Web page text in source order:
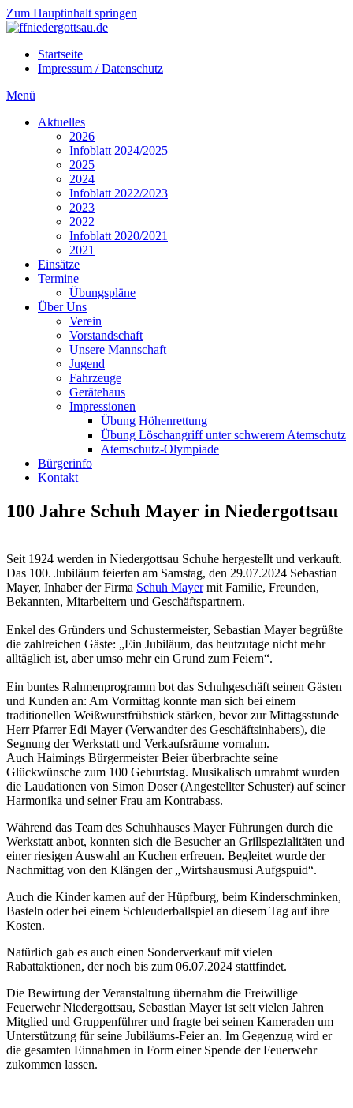
Zum Hauptinhalt springen
Startseite
Impressum / Datenschutz
Menü
Aktuelles
2026
Infoblatt 2024/2025
2025
2024
Infoblatt 2022/2023
2023
2022
Infoblatt 2020/2021
2021
Einsätze
Termine
Übungspläne
Über Uns
Verein
Vorstandschaft
Unsere Mannschaft
Jugend
Fahrzeuge
Gerätehaus
Impressionen
Übung Höhenrettung
Übung Löschangriff unter schwerem Atemschutz
Atemschutz-Olympiade
Bürgerinfo
Kontakt
100 Jahre Schuh Mayer in Niedergottsau
Seit 1924 werden in Niedergottsau Schuhe hergestellt und verkauft.
Das 100. Jubiläum feierten am Samstag, den 29.07.2024 Sebastian
Mayer, Inhaber der Firma Schuh Mayermit Familie, Freunden,
Bekannten, Mitarbeitern und Geschäftspartnern.
Enkel des Gründers und Schustermeister, Sebastian Mayer begrüßte
die zahlreichen Gäste: „Ein Jubiläum, das heutzutage nicht mehr
alltäglich ist, aber umso mehr ein Grund zum Feiern“.
Ein buntes Rahmenprogramm bot das Schuhgeschäft seinen Gästen
und Kunden an: Am Vormittag konnte man sich bei einem
traditionellen Weißwurstfrühstück stärken, bevor zur Mittagsstunde
Herr Pfarrer Edi Mayer (Verwandter des Geschäftsinhabers), die
Segnung der Werkstatt und Verkaufsräume vornahm.
Auch Haimings Bürgermeister Beier überbrachte seine
Glückwünsche zum 100 Geburtstag. Musikalisch umrahmt wurden
die Laudationen von Simon Doser (Angestellter Schuster) auf seiner
Harmonika und seiner Frau am Kontrabass.
Während das Team des Schuhhauses Mayer Führungen durch die
Werkstatt anbot, konnten sich die Besucher an Grillspezialitäten und
einer riesigen Auswahl an Kuchen erfreuen. Begleitet wurde der
Nachmittag von den Klängen der „Wirtshausmusi Aufgspuid“.
Auch die Kinder kamen auf der Hüpfburg, beim Kinderschminken,
Basteln oder bei einem Schleuderballspiel an diesem Tag auf ihre
Kosten.
Natürlich gab es auch einen Sonderverkauf mit vielen
Rabattaktionen, der noch bis zum 06.07.2024 stattfindet.
Die Bewirtung der Veranstaltung übernahm die Freiwillige
Feuerwehr Niedergottsau, Sebastian Mayer ist seit vielen Jahren
Mitglied und Gruppenführer und fragte bei seinen Kameraden um
Unterstützung für seine Jubiläums-Feier an. Im Gegenzug wird er
die gesamten Einnahmen in Form einer Spende der Feuerwehr
zukommen lassen.